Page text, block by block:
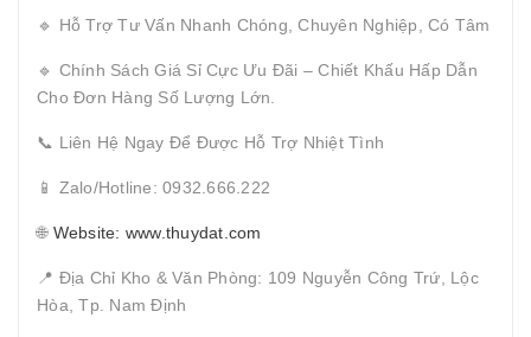
🔹 Hỗ Trợ Tư Vấn Nhanh Chóng, Chuyên Nghiệp, Có Tâm
🔹 Chính Sách Giá Sỉ Cực Ưu Đãi – Chiết Khấu Hấp Dẫn
Cho Đơn Hàng Số Lượng Lớn.
📞 Liên Hệ Ngay Để Được Hỗ Trợ Nhiệt Tình
📱 Zalo/Hotline: 0932.666.222
🌐 Website: www.thuydat.com
📍 Địa Chỉ Kho & Văn Phòng: 109 Nguyễn Công Trứ, Lộc
Hòa, Tp. Nam Định